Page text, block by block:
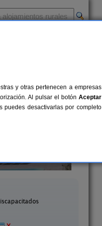
y otras pertenecen a empresas
Al pulsar el botón Aceptar
puedes desactivarlas por completo